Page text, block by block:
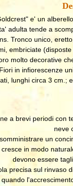
e' un
adulta tende a
Tronco unico,
embriciate
molto decorative
in infiorescenze
lunghi circa 3 cm.;
a brevi periodi con
neve
un
cresce in modo
devono essere
precisa sul rinvaso